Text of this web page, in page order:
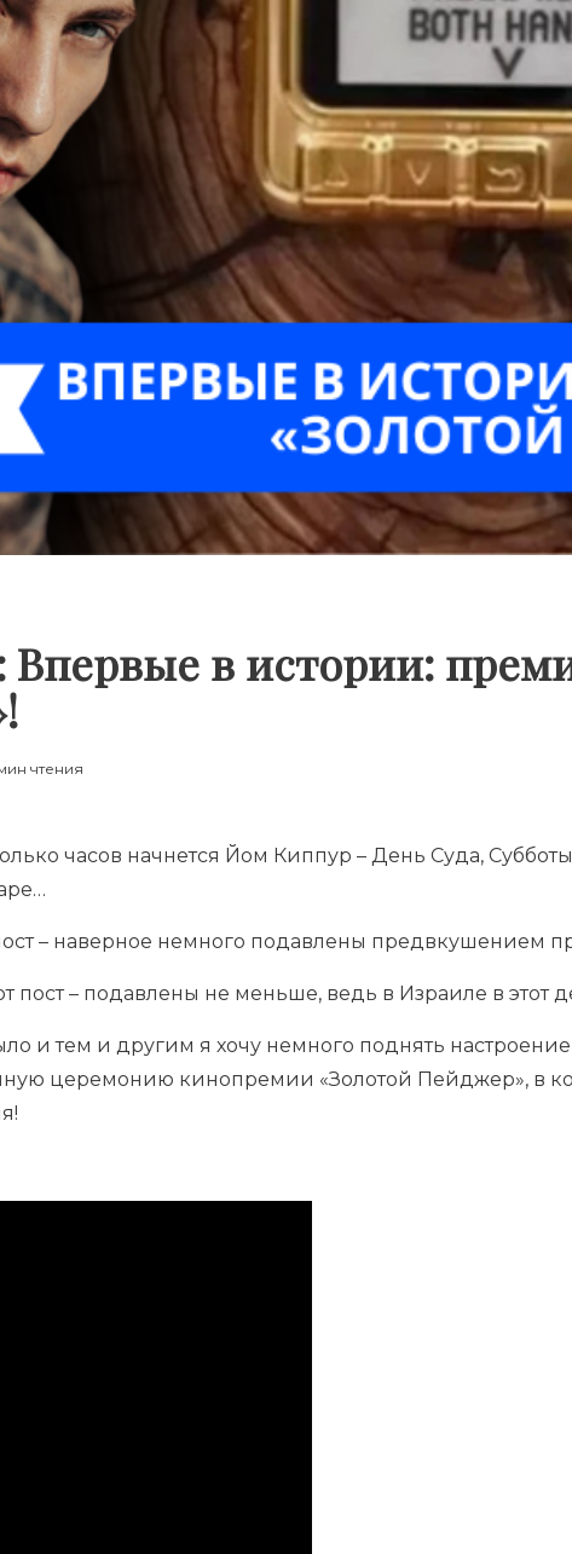
Впервые в истории:
чтения
часов начнется Йом Киппур – День Суда,
– наверное немного подавлены предвкушением
пост – подавлены не меньше, ведь в Израиле в этот
и тем и другим я хочу немного поднять
церемонию кинопремии «Золотой Пейджер», в